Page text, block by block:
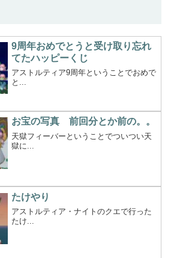
9周年おめでとうと受け取り忘れ
てたハッピーくじ
アストルティア9周年ということでおめで
と...
お宝の写真 前回分とか前の。。
天獄フィーバーということでついつい天
獄に...
たけやり
アストルティア・ナイトのクエで行った
たけ...